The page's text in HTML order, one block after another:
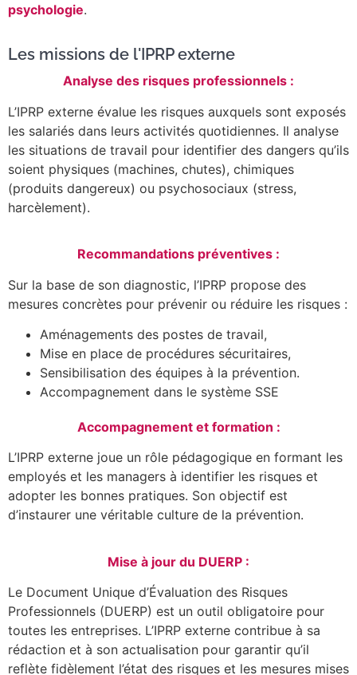
psychologie.
Les missions de l'IPRP externe
Analyse des risques professionnels :
L’IPRP externe évalue les risques auxquels sont exposés
les salariés dans leurs activités quotidiennes. Il analyse
les situations de travail pour identifier des dangers qu’ils
soient physiques (machines, chutes), chimiques
(produits dangereux) ou psychosociaux (stress,
harcèlement).
Recommandations préventives :
Sur la base de son diagnostic, l’IPRP propose des
mesures concrètes pour prévenir ou réduire les risques :
Aménagements des postes de travail,
Mise en place de procédures sécuritaires,
Sensibilisation des équipes à la prévention.
Accompagnement dans le système SSE
Accompagnement et formation :
L’IPRP externe joue un rôle pédagogique en formant les
employés et les managers à identifier les risques et
adopter les bonnes pratiques. Son objectif est
d’instaurer une véritable culture de la prévention.
Mise à jour du DUERP :
Le Document Unique d’Évaluation des Risques
Professionnels (DUERP) est un outil obligatoire pour
toutes les entreprises. L’IPRP externe contribue à sa
rédaction et à son actualisation pour garantir qu’il
reflète fidèlement l’état des risques et les mesures mises